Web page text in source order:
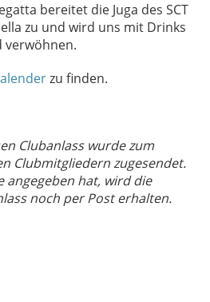
bereitet die Juga des SCT
zu und wird uns mit Drinks
verwöhnen.
zu finden.
Clubanlass wurde zum
Clubmitgliedern zugesendet.
angegeben hat, wird die
noch per Post erhalten.